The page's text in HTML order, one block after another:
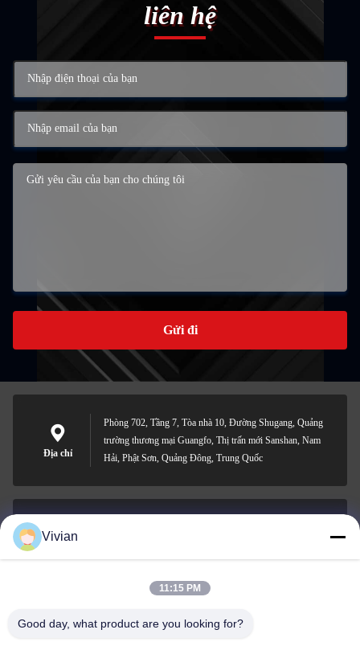
liên hệ
Gửi đi
Địa chỉ
Phòng 702, Tầng 7, Tòa nhà 10, Đường Shugang, Quảng
trường thương mại Guangfo, Thị trấn mới Sanshan, Nam
Hải, Phật Sơn, Quảng Đông, Trung Quốc
0086-158-1879-0524
Vivian
11:15 PM
Good day, what product are you looking for?